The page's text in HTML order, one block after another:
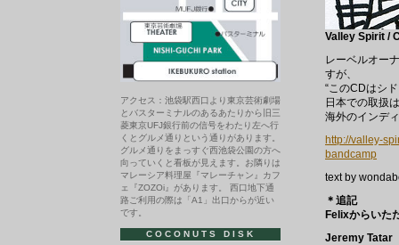
Valley Spirit /
レーベルオー
すが、
“このCDはシ
日本での取扱
海外のインデ
http://valley-
bandcamp
text by
＊追記
Felixからいた
Jeremy Tatar
アクセス：池袋駅西口より東京芸術劇場
とバスターミナルのあるあたりから旧三
菱東京UFJ銀行前の信号をわたり左へ行
くとグルメ通りという通りがあります。
グルメ通りをまっすぐ西池袋公園の方へ
向っていくと看板が見えます。お隣りは
マレーシア料理屋『マレーチャン』カフ
ェ『ZOZOi』があります。 西口地下通
路ご利用の際は「A1」出口からが近い
です。
COCONUTS DISK